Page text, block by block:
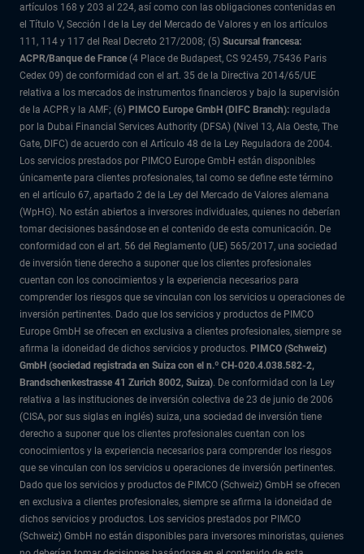
artículos 168 y 203 al 224, así como con las obligaciones contenidas en
el Título V, Sección I de la Ley del Mercado de Valores y en los artículos
111, 114 y 117 del Real Decreto 217/2008; (5) Sucursal francesa:
ACPR/Banque de France (4 Place de Budapest, CS 92459, 75436 Paris
Cedex 09) de conformidad con el art. 35 de la Directiva 2014/65/UE
relativa a los mercados de instrumentos financieros y bajo la supervisión
de la ACPR y la AMF; (6) PIMCO Europe GmbH (DIFC Branch): regulada
por la Dubai Financial Services Authority (DFSA) (Nivel 13, Ala Oeste, The
Gate, DIFC) de acuerdo con el Artículo 48 de la Ley Reguladora de 2004.
Los servicios prestados por PIMCO Europe GmbH están disponibles
únicamente para clientes profesionales, tal como se define este término
en el artículo 67, apartado 2 de la Ley del Mercado de Valores alemana
(WpHG). No están abiertos a inversores individuales, quienes no deberían
tomar decisiones basándose en el contenido de esta comunicación. De
conformidad con el art. 56 del Reglamento (UE) 565/2017, una sociedad
de inversión tiene derecho a suponer que los clientes profesionales
cuentan con los conocimientos y la experiencia necesarios para
comprender los riesgos que se vinculan con los servicios u operaciones de
inversión pertinentes. Dado que los servicios y productos de PIMCO
Europe GmbH se ofrecen en exclusiva a clientes profesionales, siempre se
afirma la idoneidad de dichos servicios y productos. PIMCO (Schweiz)
GmbH (sociedad registrada en Suiza con el n.º CH-020.4.038.582-2,
Brandschenkestrasse 41 Zurich 8002, Suiza). De conformidad con la Ley
relativa a las instituciones de inversión colectiva de 23 de junio de 2006
(CISA, por sus siglas en inglés) suiza, una sociedad de inversión tiene
derecho a suponer que los clientes profesionales cuentan con los
conocimientos y la experiencia necesarios para comprender los riesgos
que se vinculan con los servicios u operaciones de inversión pertinentes.
Dado que los servicios y productos de PIMCO (Schweiz) GmbH se ofrecen
en exclusiva a clientes profesionales, siempre se afirma la idoneidad de
dichos servicios y productos. Los servicios prestados por PIMCO
(Schweiz) GmbH no están disponibles para inversores minoristas, quienes